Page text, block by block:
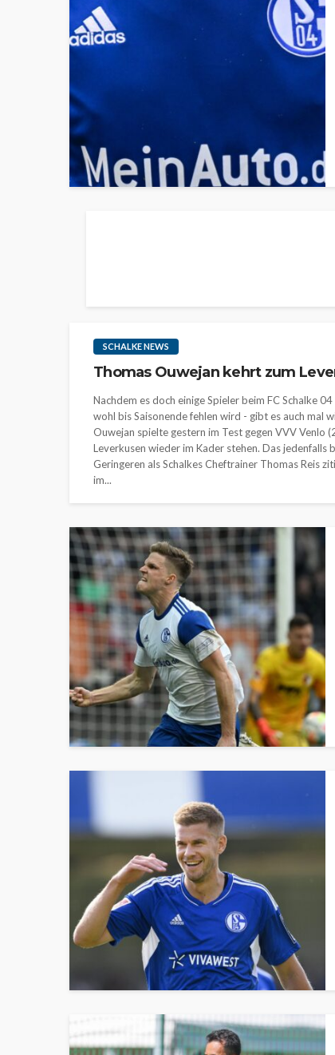
SCHALKE NEWS
Thomas Ouwejan kehrt zum
Nachdem es doch einige Spieler beim FC Schalke
wohl bis Saisonende fehlen wird - gibt es auch mal
Ouwejan spielte gestern im Test gegen VVV Venlo
Leverkusen wieder im Kader stehen. Das
Geringeren als Schalkes Cheftrainer Thomas Reis
im...